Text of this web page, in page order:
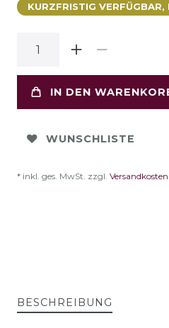
KURZFRISTIG
IN DEN
WUNSCHLISTE
* inkl. ges. MwSt. zzgl. Versandkosten
BESCHREIBUNG